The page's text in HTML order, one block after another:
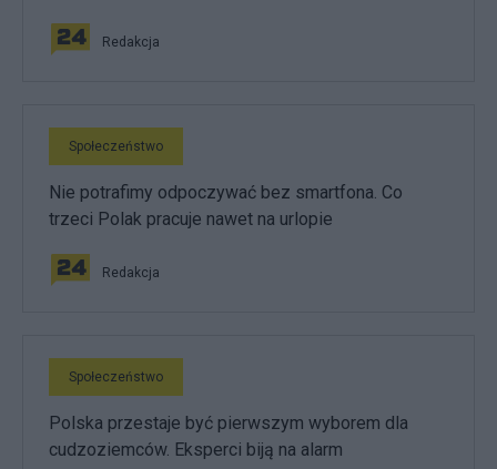
Redakcja
Społeczeństwo
Nie potrafimy odpoczywać bez smartfona. Co
trzeci Polak pracuje nawet na urlopie
Redakcja
Społeczeństwo
Polska przestaje być pierwszym wyborem dla
cudzoziemców. Eksperci biją na alarm